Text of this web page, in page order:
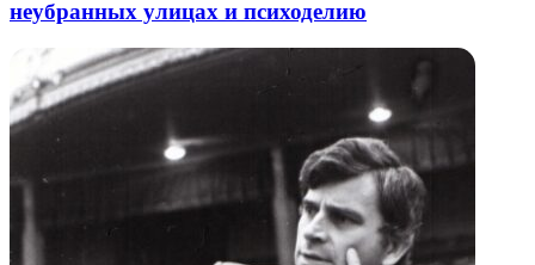
неубранных улицах и психоделию